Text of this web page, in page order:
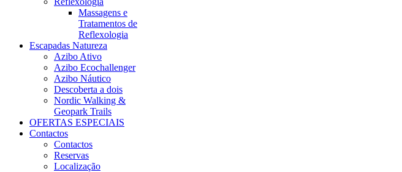
Massagens e
Tratamentos de
Reflexologia
Escapadas Natureza
Azibo Ativo
Azibo Ecochallenger
Azibo Náutico
Descoberta a dois
Nordic Walking &
Geopark Trails
OFERTAS ESPECIAIS
Contactos
Contactos
Reservas
Localização